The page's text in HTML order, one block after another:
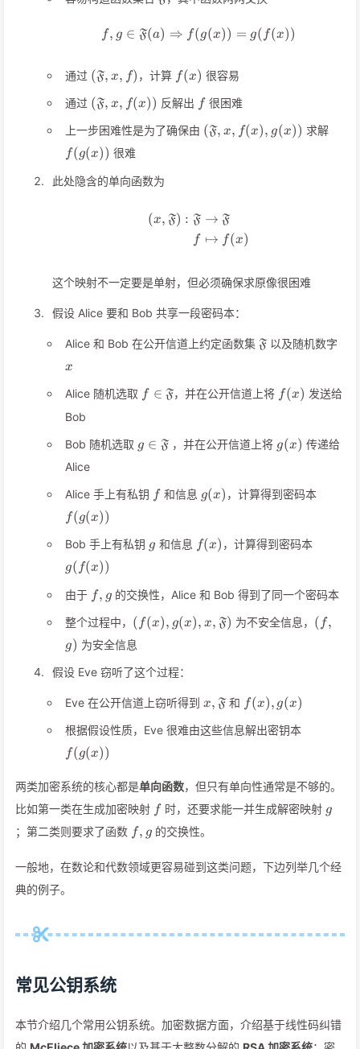
f, g ∈ F(a) ⇒ f(g(x)) = g( f(x))
通过 (\mathfrak{F},x,f)
(F, x, f) ，计算 f(x)
f(x) 很容易
通过 (\mathfrak{F},x,f(x))
(F, x, f(x)) 反解出 ff 很困难
上一步困难性是为了确保由 (F, x, f(x), g(x)) 求解
f(g(x)) 很难
此处隐含的单向函数为
\begin{align*} (x,
(x, F) : F
f
→ F
↦ f(x)
这个映射不一定要是单射，但必须确保求原像很困难
假设 Alice 要和 Bob 共享一段密码本：
Alice 和 Bob 在公开信道上约定函数集 \mathfrak{F}
F以及随机数字
x
Alice 随机选取 f\in\mathfrak{F}
f ∈ F，并在公开信道上将 f(x)
f(x) 发送给
Bob
Bob 随机选取 g\in\mathfrak{F}
g ∈ F，并在公开信道上将 g(x)
g(x) 传递给
Alice
Alice 手上有私钥 ff和信息 g(x)
g(x) ，计算得到密码本
f(g(x))
Bob 手上有私钥 g
g 和信息 f(x)
f(x) ，计算得到密码本
g( f(x))
由于 f,g
f, g 的交换性，Alice 和 Bob 得到了同一个密码本
整个过程中， (f(x), g(x), x,
\mathfrak{F})
( f(x), g(x), x, F) 为不安全信息， (f,g)
( f,
g) 为安全信息
假设 Eve 窃听了这个过程：
Eve 在公开信道上窃听得到 x,\mathfrak{F}
x, F和 f(x),g(x)
f(x), g(x)
根据假设性质，Eve 很难由这些信息解出密钥本
f(g(x))
两类加密系统的核心都是单向函数，但只有单向性通常是不够的。
比如第一类在生成加密映射 ff时，还要求能一并生成解密映射 g
g
；第二类则要求了函数 f,g
f, g 的交换性。
一般地，在数论和代数领域更容易碰到这类问题，下边列举几个经
典的例子。
常见公钥系统
本节介绍几个常用公钥系统。加密数据方面，介绍基于线性码纠错